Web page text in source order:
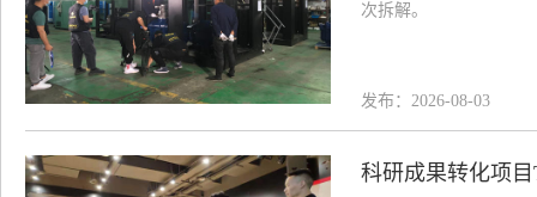
次拆解。
发布：2026-08-03
科研成果转化项